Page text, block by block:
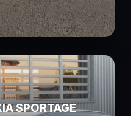
SPORTAGE